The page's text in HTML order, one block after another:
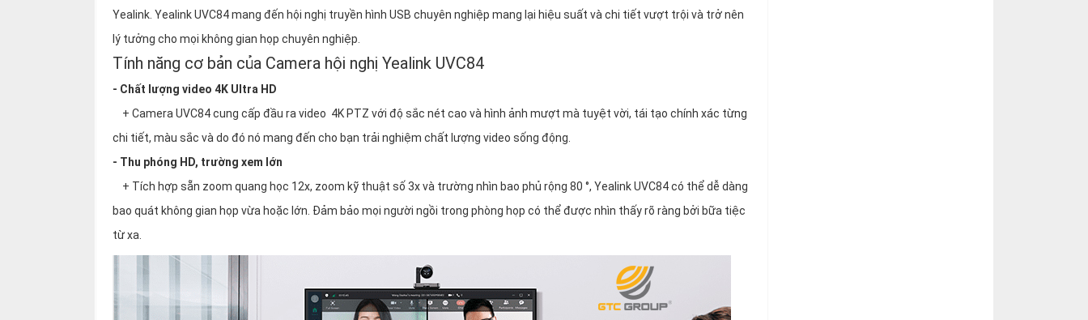
Yealink. Yealink UVC84 mang đến hội nghị truyền hình USB chuyên nghiệp mang lại hiệu suất và chi tiết vượt trội và trở nên
lý tưởng cho mọi không gian họp chuyên nghiệp.
Tính năng cơ bản của Camera hội nghị Yealink UVC84
- Chất lượng video 4K Ultra HD
+ Camera UVC84 cung cấp đầu ra video 4K PTZ với độ sắc nét cao và hình ảnh mượt mà tuyệt vời, tái tạo chính xác từng
chi tiết, màu sắc và do đó nó mang đến cho bạn trải nghiệm chất lượng video sống động.
- Thu phóng HD, trường xem lớn
+ Tích hợp sẵn zoom quang học 12x, zoom kỹ thuật số 3x và trường nhìn bao phủ rộng 80 °, Yealink UVC84 có thể dễ dàng
bao quát không gian họp vừa hoặc lớn. Đảm bảo mọi người ngồi trong phòng họp có thể được nhìn thấy rõ ràng bởi bữa tiệc
từ xa.